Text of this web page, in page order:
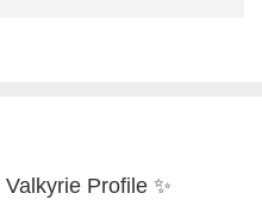
Profile ✨